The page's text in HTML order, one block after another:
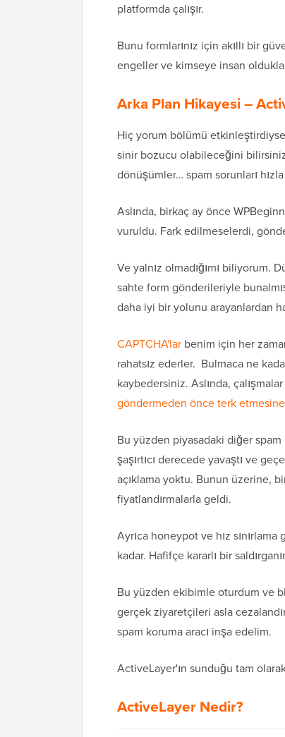
platformda çalışır.
Bunu formlarınız için akıllı bir
engeller ve kimseye insan
Arka Plan Hikayesi –
Hiç yorum bölümü
sinir bozucu olabileceğini
dönüşümler… spam sorunları
Aslında, birkaç ay önce
vuruldu. Fark edilmeselerdi,
Ve yalnız olmadığımı biliyorum.
sahte form gönderileriyle
daha iyi bir yolunu arayanlardan
CAPTCHA'lar benim için her
rahatsız ederler. Bulmaca ne
kaybedersiniz. Aslında,
göndermeden önce terk etmesine
Bu yüzden piyasadaki diğer spam
şaşırtıcı derecede yavaştı ve
açıklama yoktu. Bunun üzerine,
fiyatlandırmalarla geldi.
Ayrıca honeypot ve hız
kadar. Hafifçe kararlı bir
Bu yüzden ekibimle oturdum ve
gerçek ziyaretçileri asla
spam koruma aracı inşa edelim.
ActiveLayer'ın sunduğu tam
ActiveLayer Nedir?